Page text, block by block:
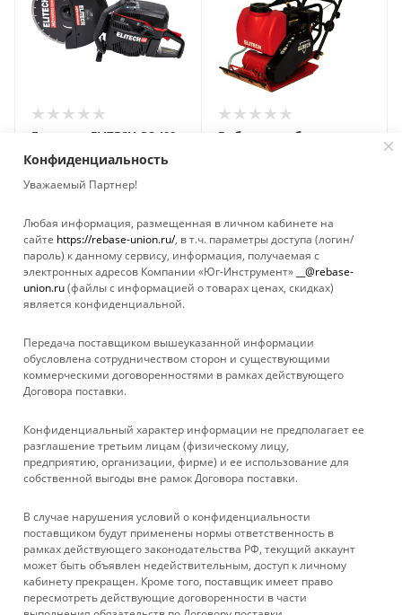
Бензорез ELITECH GC 400
(E2103.002.00)
Виброплита бензиновая
Показать еще
1 2
КАТАЛОГ
УСЛУГИ
БРЕНДЫ
КОМПАНИЯ
ИНФОРМАЦИЯ
Конфиденциальность
Уважаемый Партнер!
Любая информация, размещенная в личном кабинете на
сайте https://rebase-union.ru/, в т.ч. параметры доступа (логин/
пароль) к данному сервису, информация, получаемая с
электронных адресов Компании «Юг-Инструмент»
__@rebase-
union.ru(файлы с информацией о товарах ценах, скидках)
является конфиденциальной.
Передача поставщиком вышеуказанной информации
обусловлена сотрудничеством сторон и существующими
коммерческими договоренностями в рамках действующего
Договора поставки.
Конфиденциальный характер информации не предполагает ее
разглашение третьим лицам (физическому лицу,
предприятию, организации, фирме) и ее использование для
собственной выгоды вне рамок Договора поставки.
В случае нарушения условий о конфиденциальности
поставщиком будут применены нормы ответственность в
рамках действующего законодательства РФ, текущий аккаунт
может быть объявлен недействительным, доступ к личному
кабинету прекращен. Кроме того, поставщик имеет право
пересмотреть действующие договоренности в части